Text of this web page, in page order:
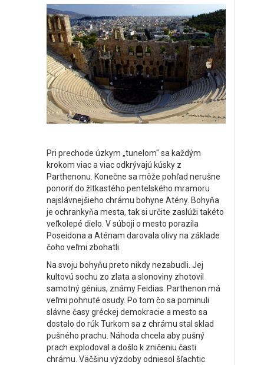
Pri prechode úzkym „tunelom" sa každým
krokom viac a viac odkrývajú kúsky z
Parthenonu. Konečne sa môže pohľad nerušne
ponoriť do žltkastého pentelského mramoru
najslávnejšieho chrámu bohyne Atény. Bohyňa
je ochrankyňa mesta, tak si určite zaslúži takéto
veľkolepé dielo. V súboji o mesto porazila
Poseidona a Aténam darovala olivy na základe
čoho veľmi zbohatli.
Na svoju bohyňu preto nikdy nezabudli. Jej
kultovú sochu zo zlata a slonoviny zhotovil
samotný génius, známy Feidias. Parthenon má
veľmi pohnuté osudy. Po tom čo sa pominuli
slávne časy gréckej demokracie a mesto sa
dostalo do rúk Turkom sa z chrámu stal sklad
pušného prachu. Náhoda chcela aby pušný
prach explodoval a došlo k zničeniu časti
chrámu. Väčšinu výzdoby odniesol šľachtic